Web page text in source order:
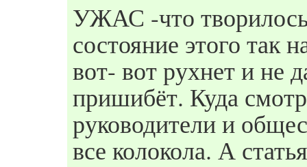
УЖАС -что
состояние этого так
вот- вот рухнет и не
пришибёт. Куда
руководители и
все колокола. А